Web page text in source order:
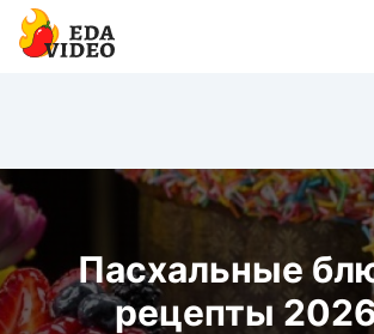
Пасхальные
рецепты